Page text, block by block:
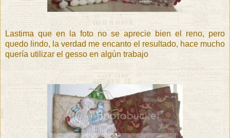
Lastima que en la foto no se aprecie bien el reno, pero
quedo lindo, la verdad me encanto el resultado, hace mucho
quería utilizar el gesso en algún trabajo